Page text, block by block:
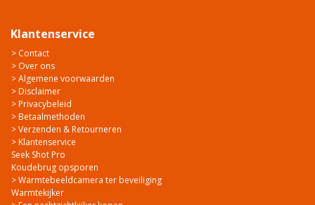
Klantenservice
> Contact
> Over ons
> Algemene voorwaarden
> Disclaimer
> Privacybeleid
> Betaalmethoden
> Verzenden & Retourneren
> Klantenservice
Seek Shot Pro
Koudebrug opsporen
> Warmtebeeldcamera ter beveiliging
Warmtekijker